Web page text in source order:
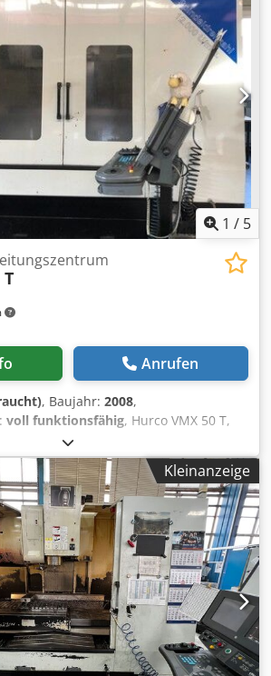
1 / 5
Anrufen
, Baujahr: 2008,
voll funktionsfähig, Hurco VMX 50 T,
Winmax, Werkzeugwechsler 40
IKZ, Chjdpfx Aoy T Iwqok Uoa
12.000 U/min, Späneförderer,
mit Inseln, Synchron
3D Option, NC / Dialog Mix,
Werkzeugwechsel Optimierung,
X Achse vermutlich Lager
Kleinanzeige